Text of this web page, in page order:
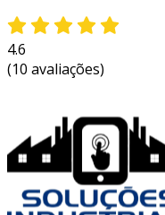
4.6
(10 avaliações)